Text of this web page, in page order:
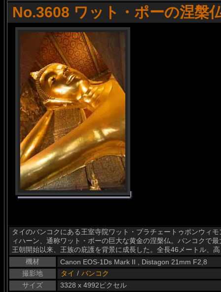
No.3608 ワット・ポーの涅槃
タイのバンコクにある王室寺院ワット・プラチェートゥポンウィ
ィハーン、通称ワット・ポーの巨大な黄金の涅槃仏。バンコクで
王朝開始以来、王族の庇護を背景に成長した。全長46メートル、
機材
Canon EOS-1Ds Mark II , Distagon 21mm F2,8
撮影地
タイ / バンコク
サイズ
3328 x 4992ピクセル